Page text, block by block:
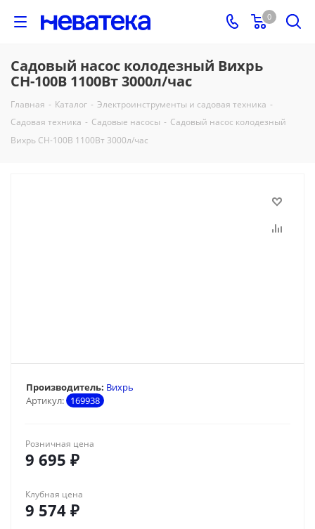
0
Садовый насос колодезный Вихрь
СН-100B 1100Вт 3000л/час
Главная - Каталог - Электроинструменты и садовая техника -
Садовая техника - Садовые насосы - Садовый насос колодезный
Вихрь СН-100B 1100Вт 3000л/час
Артикул: 169938
Производитель: Вихрь
Розничная цена
9 695 ₽
Клубная цена
9 574 ₽